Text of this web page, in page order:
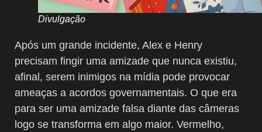
Divulgação
Após um grande incidente, Alex e Henry
precisam fingir uma amizade que nunca existiu,
afinal, serem inimigos na mídia pode provocar
ameaças a acordos governamentais. O que era
para ser uma amizade falsa diante das câmeras
logo se transforma em algo maior. Vermelho,